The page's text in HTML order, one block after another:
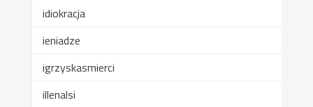
idiokracja
ieniadze
igrzyskasmierci
illenalsi